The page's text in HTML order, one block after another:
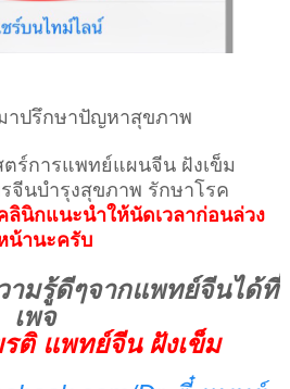
าปรึกษาปัญหาสุขภาพ
ร์การแพทย์แผนจีน ฝังเข็ม
จีนบำรุงสุขภาพ รักษาโรค
ลินิกแนะนำให้นัดเวลาก่อนล่วง
น้านะครับ
มรู้ดีๆจากแพทย์จีนได้ที่
เพจ
รติ แพทย์จีน ฝังเข็ม